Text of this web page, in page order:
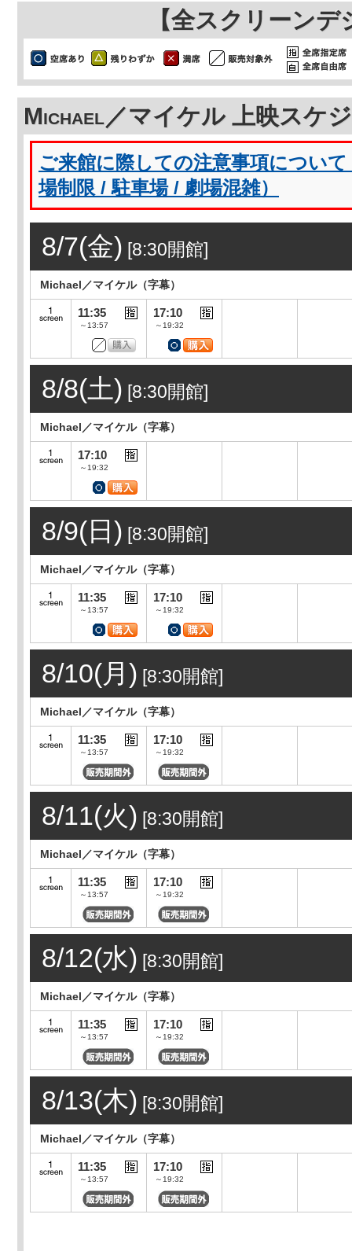
【全スクリーン
Michael／マイケル 上映スケ
ご来館に際しての注意事項につい
場制限 / 駐車場 / 劇場混雑）
8/7(金) [8:30開館]
Michael／マイケル（字幕）
11:35
～13:57
17:10
～19:32
8/8(土) [8:30開館]
Michael／マイケル（字幕）
17:10
～19:32
8/9(日) [8:30開館]
Michael／マイケル（字幕）
11:35
～13:57
17:10
～19:32
8/10(月) [8:30開館]
Michael／マイケル（字幕）
11:35
～13:57
17:10
～19:32
8/11(火) [8:30開館]
Michael／マイケル（字幕）
11:35
～13:57
17:10
～19:32
8/12(水) [8:30開館]
Michael／マイケル（字幕）
11:35
～13:57
17:10
～19:32
8/13(木) [8:30開館]
Michael／マイケル（字幕）
11:35
～13:57
17:10
～19:32